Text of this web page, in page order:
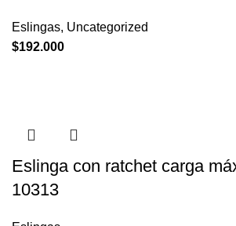
Eslingas, Uncategorized
$192.000
Eslinga con ratchet carga
10313